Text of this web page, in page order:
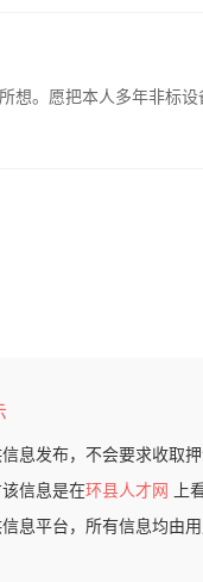
想。愿把本人多年非标
息发布，不会要求收取
信息是在环县人才网
上
息平台，所有信息均由